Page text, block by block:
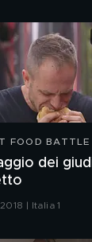
FOOD BATTLE
dei
| Italia 1